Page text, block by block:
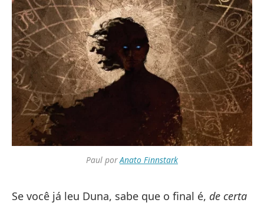
Paul porAnato Finnstark
Se você já leu Duna, sabe que o final é, de certa